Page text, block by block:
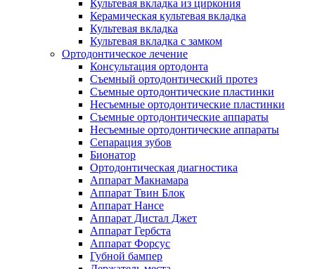
Культевая вкладка из циркония
Керамическая культевая вкладка
Культевая вкладка
Культевая вкладка с замком
Ортодонтическое лечение
Консультация ортодонта
Съемный ортодонтический протез
Съемные ортодонтические пластинки
Несъемные ортодонтические пластинки
Съемные ортодонтические аппараты
Несъемные ортодонтические аппараты
Сепарация зубов
Бионатор
Ортодонтическая диагностика
Аппарат Макнамара
Аппарат Твин Блок
Аппарат Нансе
Аппарат Дистал Джет
Аппарат Гербста
Аппарат Форсус
Губной бампер